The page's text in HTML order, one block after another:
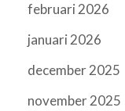
februari 2026
januari 2026
december 2025
november 2025